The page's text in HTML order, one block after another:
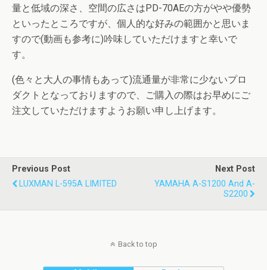
量と低域の深さ、空間の広さはPD-70AEの方がやや優勢
といったところですが、個人的な好みの範囲かと思いま
すので(動画も参考に)吟味していただけますと幸いで
す。
(色々と大人の事情もあって)流通量が非常に少ないプロ
ダクトとなっておりますので、ご購入の際はお早めにご
注文していただけますようお願い申し上げます。
Previous Post
LUXMAN L-595A LIMITED
Next Post
YAMAHA A-S1200 And A-
S2200
Back to top